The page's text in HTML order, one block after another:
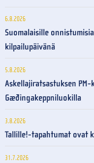
6.8.2026
Suomalaisille
kilpailupäivänä
5.8.2026
Askellajiratsastuksen
Gæðingakeppniluokilla
3.8.2026
Tallille!-tapahtumat ovat
31.7.2026